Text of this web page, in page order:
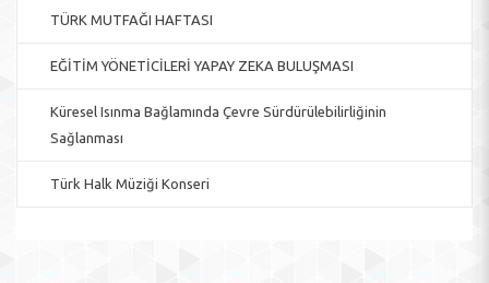
TÜRK MUTFAĞI HAFTASI
EĞİTİM YÖNETİCİLERİ YAPAY ZEKA BULUŞMASI
Küresel Isınma Bağlamında Çevre Sürdürülebilirliğinin
Sağlanması
Türk Halk Müziği Konseri